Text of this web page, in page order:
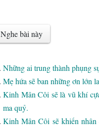
Nghe bài này
Những ai trung thành phụng
Mẹ hứa sẽ ban những ơn lớn
Kinh Mân Côi sẽ là vũ khí
ma quỷ.
Kinh Mân Côi sẽ khiến nhân